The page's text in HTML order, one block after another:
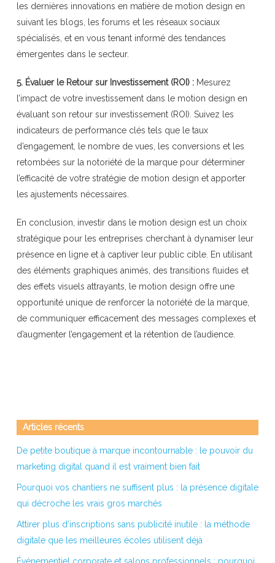
les dernières innovations en matière de motion design en
suivant les blogs, les forums et les réseaux sociaux
spécialisés, et en vous tenant informé des tendances
émergentes dans le secteur.
5. Évaluer le Retour sur Investissement (ROI) :Mesurez
l’impact de votre investissement dans le motion design en
évaluant son retour sur investissement (ROI). Suivez les
indicateurs de performance clés tels que le taux
d’engagement, le nombre de vues, les conversions et les
retombées sur la notoriété de la marque pour déterminer
l’efficacité de votre stratégie de motion design et apporter
les ajustements nécessaires.
En conclusion, investir dans le motion design est un choix
stratégique pour les entreprises cherchant à dynamiser leur
présence en ligne et à captiver leur public cible. En utilisant
des éléments graphiques animés, des transitions fluides et
des effets visuels attrayants, le motion design offre une
opportunité unique de renforcer la notoriété de la marque,
de communiquer efficacement des messages complexes et
d’augmenter l’engagement et la rétention de l’audience.
Articles récents
De petite boutique à marque incontournable : le pouvoir du
marketing digital quand il est vraiment bien fait
Pourquoi vos chantiers ne suffisent plus : la présence digitale
qui décroche les vrais gros marchés
Attirer plus d’inscriptions sans publicité inutile : la méthode
digitale que les meilleures écoles utilisent déjà